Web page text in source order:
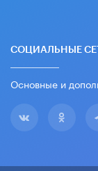
СОЦИАЛЬНЫЕ
Основные и